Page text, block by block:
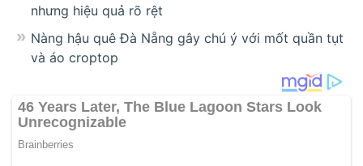
nhưng hiệu quả rõ rệt
Nàng hậu quê Đà Nẵng gây chú ý với mốt quần tụt
và áo croptop